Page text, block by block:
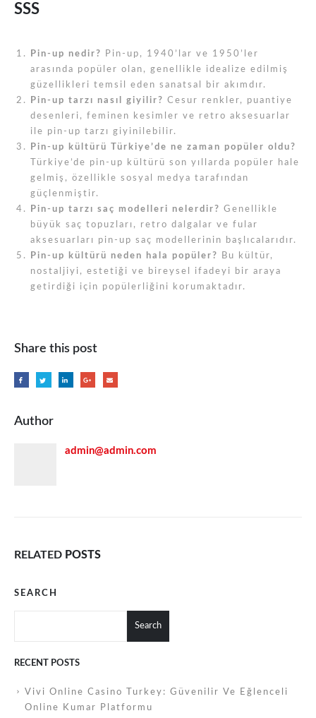
SSS
Pin-up nedir?
Pin-up, 1940’lar ve 1950’ler
arasında popüler olan, genellikle idealize edilmiş
güzellikleri temsil eden sanatsal bir akımdır.
Pin-up tarzı nasıl giyilir? Cesur renkler, puantiye
desenleri, feminen kesimler ve retro aksesuarlar
ile pin-up tarzı giyinilebilir.
Pin-up kültürü Türkiye’de ne zaman popüler oldu?
Türkiye’de pin-up kültürü son yıllarda popüler hale
gelmiş, özellikle sosyal medya tarafından
güçlenmiştir.
Pin-up tarzı saç modelleri nelerdir? Genellikle
büyük saç topuzları, retro dalgalar ve fular
aksesuarları pin-up saç modellerinin başlıcalarıdır.
Pin-up kültürü neden hala popüler?
Bu kültür,
nostaljiyi, estetiği ve bireysel ifadeyi bir araya
getirdiği için popülerliğini korumaktadır.
Share this post
Author
admin@admin.com
RELATED POSTS
SEARCH
Search
RECENT POSTS
Vivi Online Casino Turkey: Güvenilir Ve Eğlenceli
Online Kumar Platformu